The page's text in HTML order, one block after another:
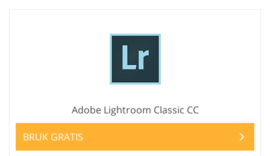
Adobe Lightroom Classic CC
BRUK GRATIS